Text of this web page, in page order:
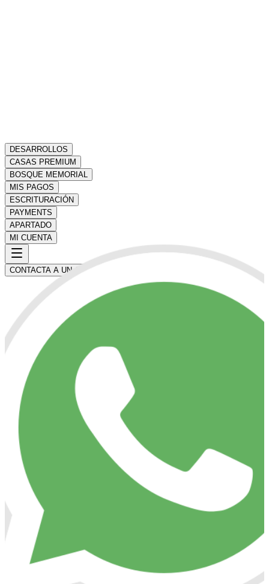
DESARROLLOS
CASAS PREMIUM
BOSQUE MEMORIAL
MIS PAGOS
ESCRITURACIÓN
PAYMENTS
APARTADO
MI CUENTA
CONTACTA A UN ASESOR